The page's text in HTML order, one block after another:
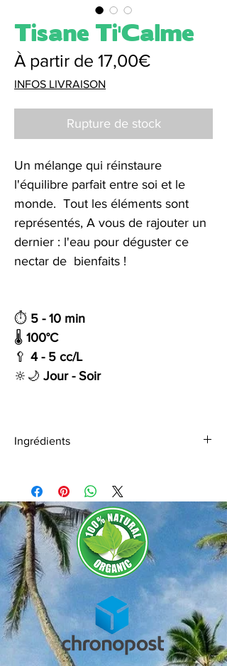
Tisane Ti'Calme
À partir de 17,00€Prix
INFOS LIVRAISON
Rupture de stock
Un mélange qui réinstaure
l'équilibre parfait entre soi et le
monde. Tout les éléments sont
représentés, A vous de rajouter un
dernier : l'eau pour déguster ce
nectar de bienfaits !
⏱ 5 - 10 min
🌡️ 100°C
🥄 4 - 5 cc/L
🔆🌙 Jour - Soir
Ingrédients
mûrier, pétales de bleuet et soucis, poivre
rose et CBD Green Flavor (origine Suisse).